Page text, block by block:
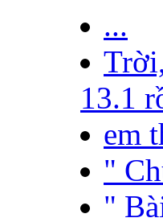
...
13.1
em
"
"